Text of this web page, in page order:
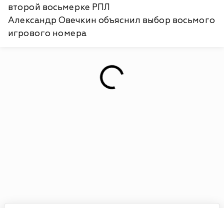
второй восьмерке РПЛ
Александр Овечкин объяснил выбор восьмого
игрового номера